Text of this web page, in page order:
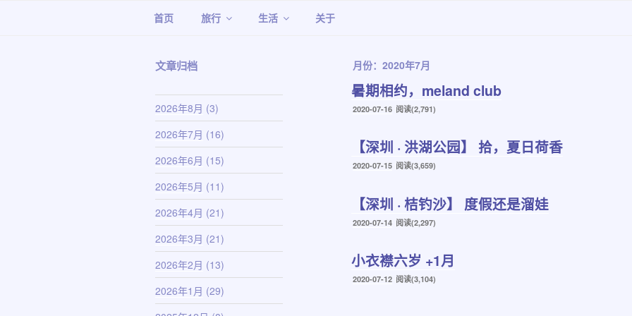
首页 旅行 生活 关于
月份：2020年7月
暑期相约，meland club
发
2020-07-16 阅读(2,791)
【深圳 · 洪湖公园】 拾，夏日荷香
发
2020-07-15 阅读(3,659)
【深圳 · 桔钓沙】 度假还是溜娃
发
2020-07-14 阅读(2,297)
小衣襟六岁 +1月
发
2020-07-12 阅读(3,104)
文章归档
2026年8月 (3)
2026年7月 (16)
2026年6月 (15)
2026年5月 (11)
2026年4月 (21)
2026年3月 (21)
2026年2月 (13)
2026年1月 (29)